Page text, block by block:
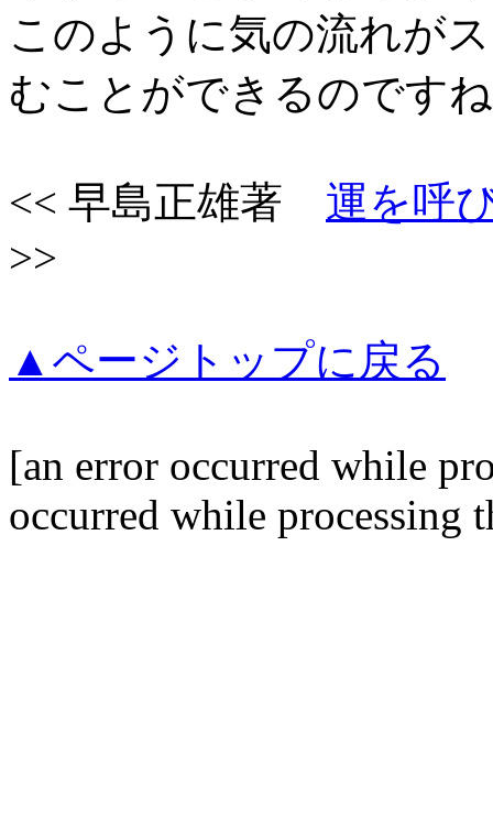
このように気の流れが
むことができるのです
<< 早島正雄著 運を呼
>>
▲ページトップに戻る
[an error occurred while
occurred while processing